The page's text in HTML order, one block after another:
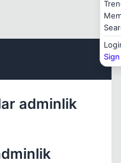
adminlik
Kapat